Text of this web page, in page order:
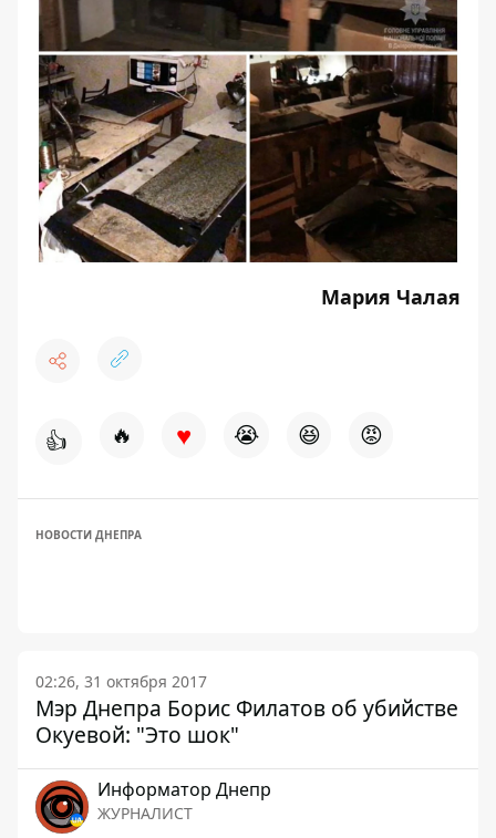
Мария Чалая
👍 🔥 ♥ 😭 😆 😡
НОВОСТИ ДНЕПРА
02:26, 31 октября 2017
Мэр Днепра Борис Филатов об убийстве
Окуевой: "Это шок"
Информатор Днепр
ЖУРНАЛИСТ